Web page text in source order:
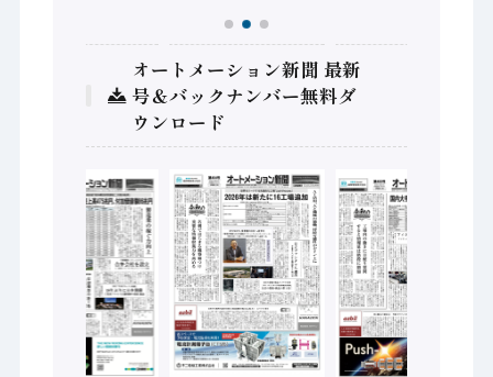
オートメーション新聞 最新
号＆バックナンバー無料ダ
ウンロード